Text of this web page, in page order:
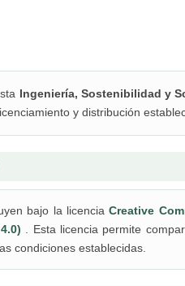
Ingeniería, Sostenibilidad y
y distribución
bajo la licenciaCreative
. Esta licencia permite
condiciones establecidas.